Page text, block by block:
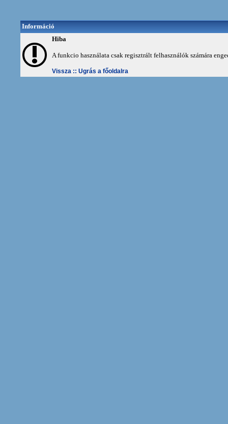
Információ
Hiba
A funkcio használata csak regisztrált felhasználók számára
Vissza :: Ugrás a főoldalra